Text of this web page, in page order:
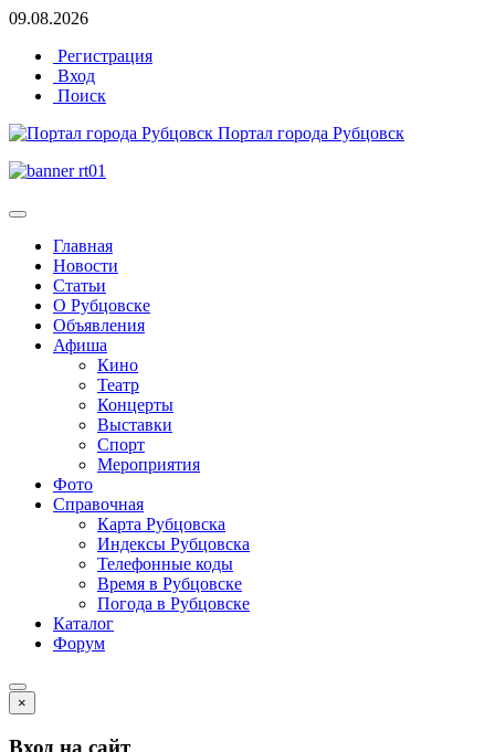
09.08.2026
Регистрация
Вход
Поиск
Портал города Рубцовск
Главная
Новости
Статьи
О Рубцовске
Объявления
Афиша
Кино
Театр
Концерты
Выставки
Спорт
Мероприятия
Фото
Справочная
Карта Рубцовска
Индексы Рубцовска
Телефонные коды
Время в Рубцовске
Погода в Рубцовске
Каталог
Форум
×
Вход на сайт